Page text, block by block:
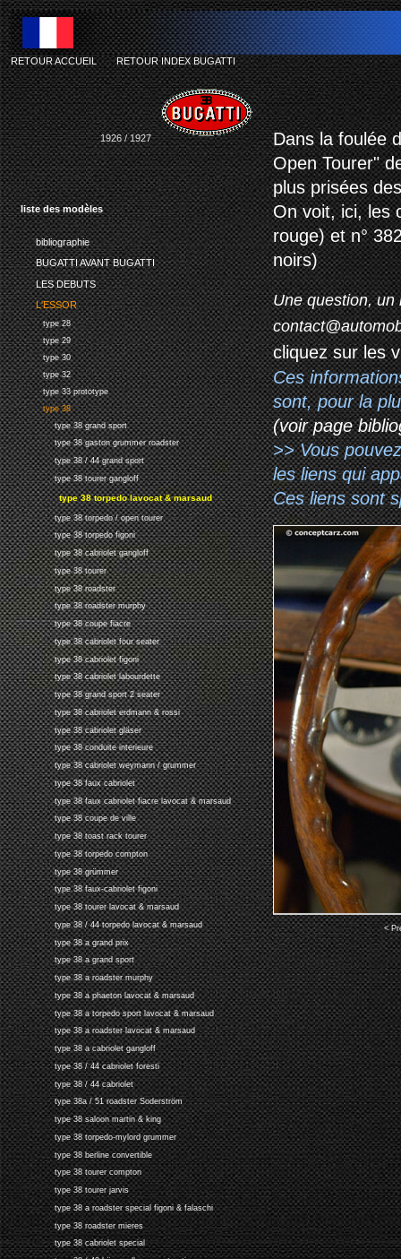
liste des modèles
bibliographie
BUGATTI AVANT BUGATTI
LES DEBUTS
L'ESSOR
type 28
type 29
type 30
type 32
type 33 prototype
type 38
type 38 grand sport
type 38 gaston grummer roadster
type 38 / 44 grand sport
type 38 tourer gangloff
type 38 torpedo lavocat & marsaud
type 38 torpedo / open tourer
type 38 torpedo figoni
type 38 cabriolet gangloff
type 38 tourer
type 38 roadster
type 38 roadster murphy
type 38 coupe fiacre
type 38 cabriolet four seater
type 38 cabriolet figoni
type 38 cabriolet labourdette
type 38 grand sport 2 seater
type 38 cabriolet erdmann & rossi
type 38 cabriolet gläser
type 38 conduite interieure
type 38 cabriolet weymann / grummer
type 38 faux cabriolet
type 38 faux cabriolet fiacre lavocat & marsaud
type 38 coupe de ville
type 38 toast rack tourer
type 38 torpedo compton
type 38 grümmer
type 38 faux-cabriolet figoni
type 38 tourer lavocat & marsaud
type 38 / 44 torpedo lavocat & marsaud
type 38 a grand prix
type 38 a grand sport
type 38 a roadster murphy
type 38 a phaeton lavocat & marsaud
type 38 a torpedo sport lavocat & marsaud
type 38 a roadster lavocat & marsaud
type 38 a cabriolet gangloff
type 38 / 44 cabriolet foresti
type 38 / 44 cabriolet
type 38a / 51 roadster Soderström
type 38 saloon martin & king
type 38 torpedo-mylord grummer
type 38 berline convertible
type 38 tourer compton
type 38 tourer jarvis
type 38 a roadster special figoni & falaschi
type 38 roadster mieres
type 38 cabriolet special
RETOUR ACCUEIL-RETOUR INDEX BUGATTI
1926 / 1927
Dans la foulée
Open Tourer"
plus prisées
On voit, ici, les
rouge) et n°
noirs)
Une question, un
cliquez sur les
Ces
sont, pour la
(voir page
>> Vous
les liens qui
Ces liens sont
<